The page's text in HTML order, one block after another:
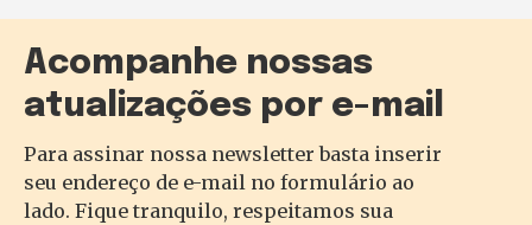
Acompanhe nossas
atualizações por e-mail
Para assinar nossa newsletter basta inserir
seu endereço de e-mail no formulário ao
lado. Fique tranquilo, respeitamos sua